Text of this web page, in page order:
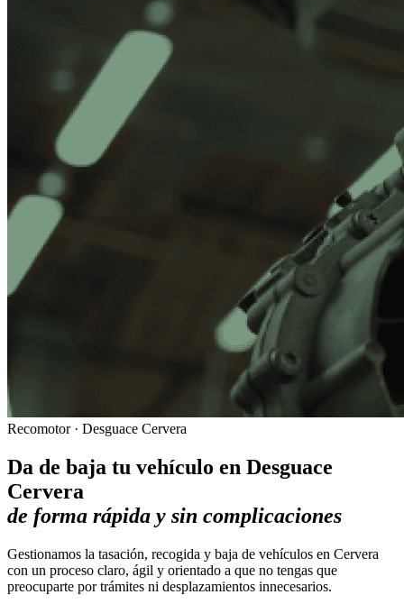
Recomotor · Desguace Cervera
Da de baja tu vehículo en Desguace
Cervera
de forma rápida y sin complicaciones
Gestionamos la tasación, recogida y baja de vehículos en Cervera
con un proceso claro, ágil y orientado a que no tengas que
preocuparte por trámites ni desplazamientos innecesarios.